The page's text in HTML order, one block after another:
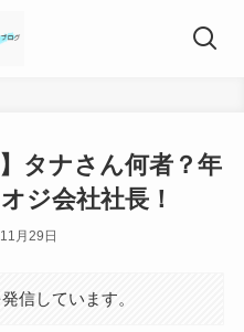
タナさん何者？年
ジ会社社長！
月29日
信しています。